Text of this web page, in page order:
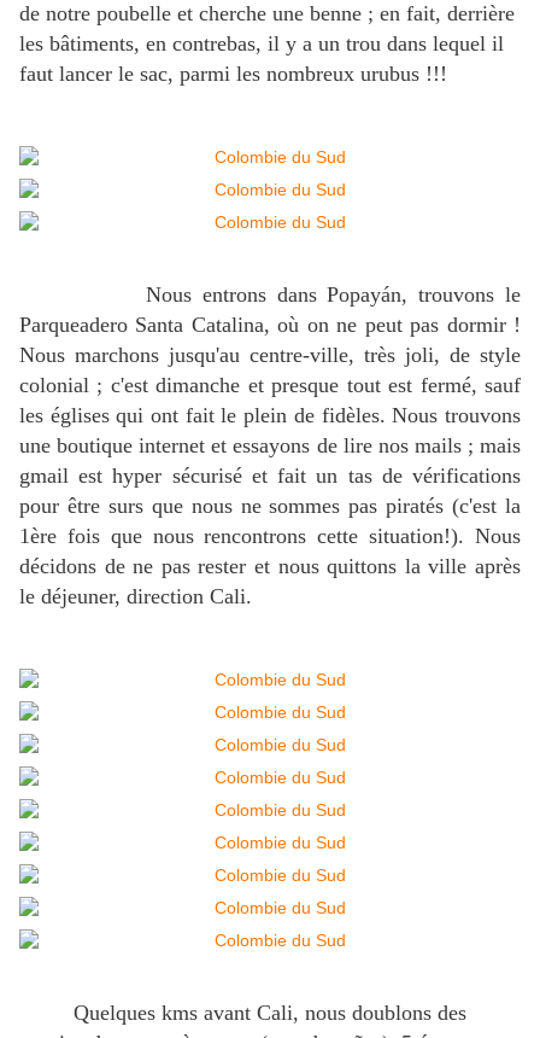
de notre poubelle et cherche une benne ; en fait, derrière
les bâtiments, en contrebas, il y a un trou dans lequel il
faut lancer le sac, parmi les nombreux urubus !!!
Nous entrons dans Popayán, trouvons le
Parqueadero Santa Catalina, où on ne peut pas dormir !
Nous marchons jusqu'au centre-ville, très joli, de style
colonial ; c'est dimanche et presque tout est fermé, sauf
les églises qui ont fait le plein de fidèles. Nous trouvons
une boutique internet et essayons de lire nos mails ; mais
gmail est hyper sécurisé et fait un tas de vérifications
pour être surs que nous ne sommes pas piratés (c'est la
1ère fois que nous rencontrons cette situation!). Nous
décidons de ne pas rester et nous quittons la ville après
le déjeuner, direction Cali.
Quelques kms avant Cali, nous doublons des